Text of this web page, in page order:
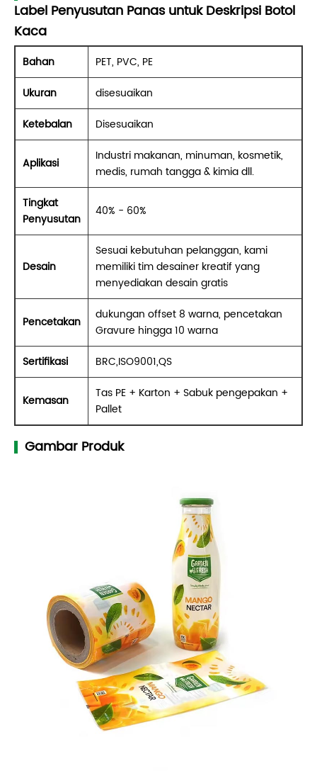
Label Penyusutan Panas untuk Deskripsi Botol
Kaca
Bahan
PET, PVC, PE
Ukuran
disesuaikan
Ketebalan
Disesuaikan
Aplikasi
Industri makanan, minuman, kosmetik,
medis, rumah tangga & kimia dll.
Tingkat
Penyusutan
40% - 60%
Desain
Sesuai kebutuhan pelanggan, kami
memiliki tim desainer kreatif yang
menyediakan desain gratis
Pencetakan
dukungan offset 8 warna, pencetakan
Gravure hingga 10 warna
Sertifikasi
BRC,ISO9001,QS
Kemasan
Tas PE + Karton + Sabuk pengepakan +
Pallet
Gambar Produk